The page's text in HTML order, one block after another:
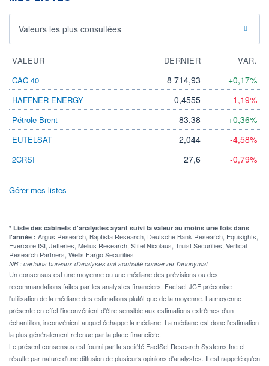
Valeurs les plus consultées
VALEUR DERNIER
VAR.
CAC 40
8 714,93 +0,17%
HAFFNER ENERGY 0,4555 -1,19%
Pétrole Brent 83,38 +0,36%
EUTELSAT 2,044 -4,58%
2CRSI 27,6 -0,79%
Gérer mes listes
* Liste des cabinets d'analystes ayant suivi la valeur au moins une fois dans
l'année : Argus Research, Baptista Research, Deutsche Bank Research, Equisights,
Evercore ISI, Jefferies, Melius Research, Stifel Nicolaus, Truist Securities, Vertical
Research Partners, Wells Fargo Securities
NB : certains bureaux d'analyses ont souhaité conserver l'anonymat
Un consensus est une moyenne ou une médiane des prévisions ou des
recommandations faites par les analystes financiers. Factset JCF préconise
l'utilisation de la médiane des estimations plutôt que de la moyenne. La moyenne
présente en effet l'inconvénient d'être sensible aux estimations extrêmes d'un
échantillon, inconvénient auquel échappe la médiane. La médiane est donc l'estimation
la plus généralement retenue par la place financière.
Le présent consensus est fourni par la société FactSet Research Systems Inc et
résulte par nature d'une diffusion de plusieurs opinions d'analystes. Il est rappelé qu'en